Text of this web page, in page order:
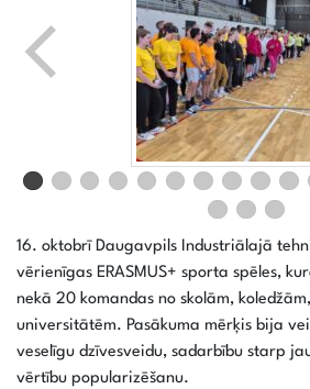
16. oktobrī Daugavpils Industriālajā
vērienīgas ERASMUS+ sporta spēles,
nekā 20 komandas no skolām,
universitātēm. Pasākuma mērķis bija
veselīgu dzīvesveidu, sadarbību starp
vērtību popularizēšanu.